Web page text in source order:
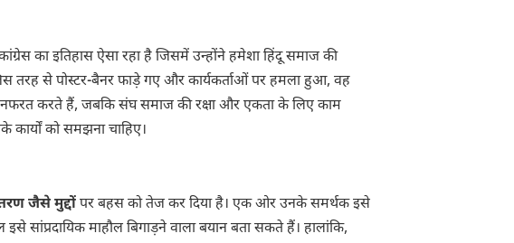
का इतिहास ऐसा रहा है जिसमें उन्होंने हमेशा हिंदू समाज की
तरह से पोस्टर-बैनर फाड़े गए और कार्यकर्ताओं पर हमला हुआ, वह
नफरत करते हैं, जबकि संघ समाज की रक्षा और एकता के लिए काम
कार्यों को समझना चाहिए।
जैसे मुद्दोंपर बहस को तेज कर दिया है। एक ओर उनके समर्थक इसे
माहौल बिगाड़ने वाला बयान बता सकते हैं। हालांकि,